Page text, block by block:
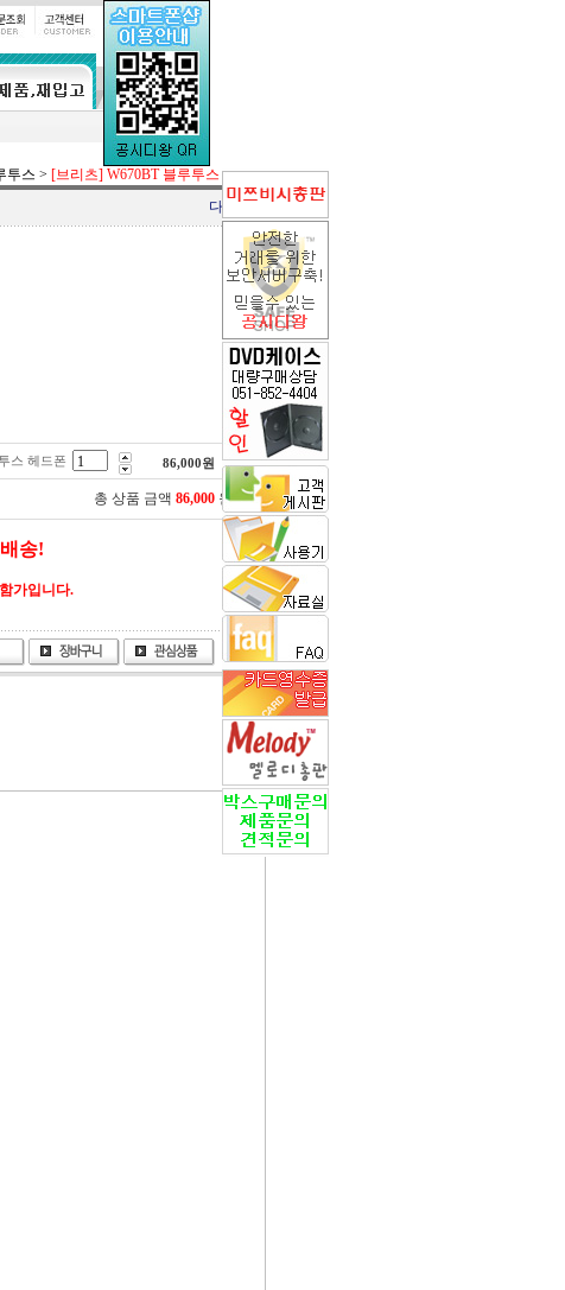
투스 > [브리츠] W670BT 블루투스 헤드폰
다음상품
스 헤드폰 86,000원
총 상품 금액 86,000 원
송!
가입니다.